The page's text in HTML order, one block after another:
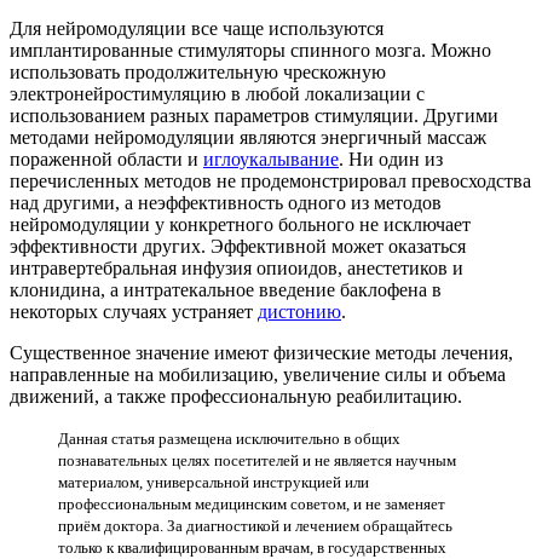
Для нейромодуляции все чаще используются
имплантированные стимуляторы спинного мозга. Можно
использовать продолжительную чрескожную
электронейростимуляцию в любой локализации с
использованием разных параметров стимуляции. Другими
методами нейромодуляции являются энергичный массаж
пораженной области и иглоукалывание. Ни один из
перечисленных методов не продемонстрировал превосходства
над другими, а неэффективность одного из методов
нейромодуляции у конкретного больного не исключает
эффективности других. Эффективной может оказаться
интравертебральная инфузия опиоидов, анестетиков и
клонидина, а интратекальное введение баклофена в
некоторых случаях устраняет дистонию.
Существенное значение имеют физические методы лечения,
направленные на мобилизацию, увеличение силы и объема
движений, а также профессиональную реабилитацию.
Данная статья размещена исключительно в общих
познавательных целях посетителей и не является научным
материалом, универсальной инструкцией или
профессиональным медицинским советом, и не заменяет
приём доктора. За диагностикой и лечением обращайтесь
только к квалифицированным врачам, в государственных